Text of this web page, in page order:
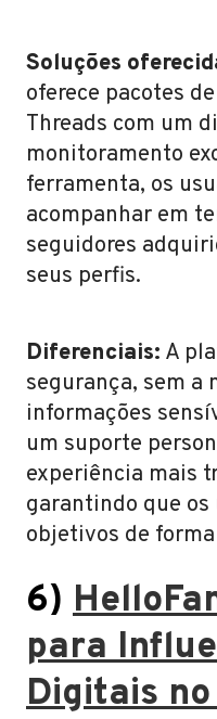
Soluções
oferece pacotes
Threads com um
monitoramento
ferramenta, os
acompanhar em
seguidores
seus perfis.
Diferenciais: A
segurança, sem a
informações
um suporte
experiência mais
garantindo que os
objetivos de
6)
para
Digitais